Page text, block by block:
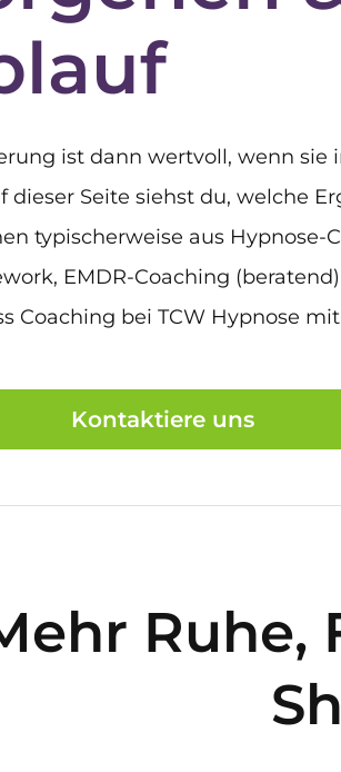
ist dann wertvoll, wenn sie
dieser Seite siehst du, welche
typischerweise aus Hypnose-
EMDR-Coaching
Coaching bei TCW Hypnose
Kontaktiere uns
Ruhe,